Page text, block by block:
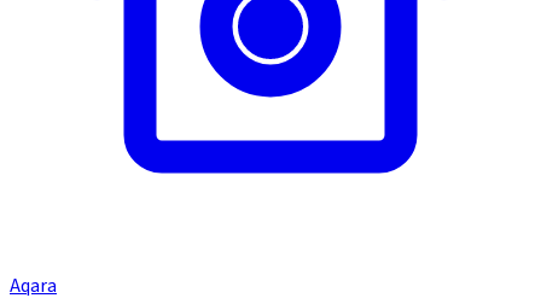
Aqara